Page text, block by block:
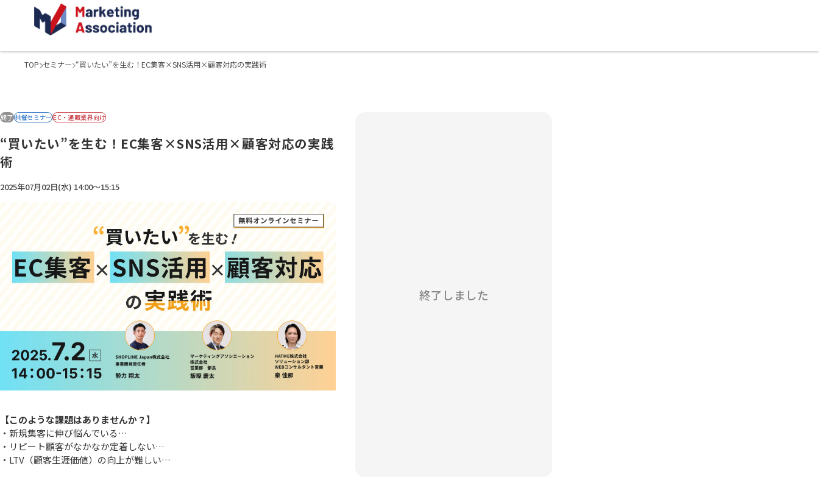
TOP セミナー “買いたい”を生む！EC集客×SNS活用×顧客対応の実践術
終了共催セミナーEC・通販業界向け
“買いたい”を生む！EC集客×SNS活用×顧客対応の実践
術
2025年07月02日(水) 14:00～15:15
【このような課題はありませんか？】
・新規集客に伸び悩んでいる…
・リピート顧客がなかなか定着しない…
・LTV（顧客生涯価値）の向上が難しい…
終了しました